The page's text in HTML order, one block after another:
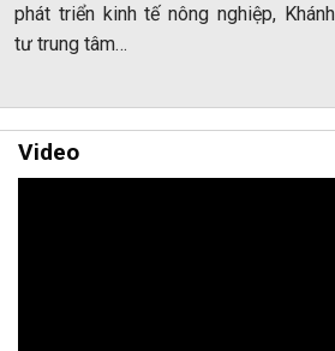
phát triển kinh tế nông nghiệp,
tư trung tâm…
Video